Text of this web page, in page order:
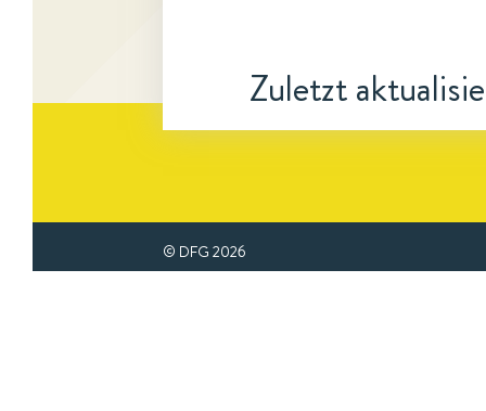
Zuletzt
© DFG 2026